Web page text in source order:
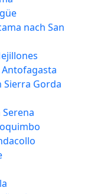
nach San
Sierra Gorda